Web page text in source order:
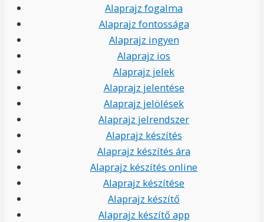
Alaprajz fogalma
Alaprajz fontossága
Alaprajz ingyen
Alaprajz ios
Alaprajz jelek
Alaprajz jelentése
Alaprajz jelölések
Alaprajz jelrendszer
Alaprajz készítés
Alaprajz készítés ára
Alaprajz készítés online
Alaprajz készítése
Alaprajz készítő
Alaprajz készítő app